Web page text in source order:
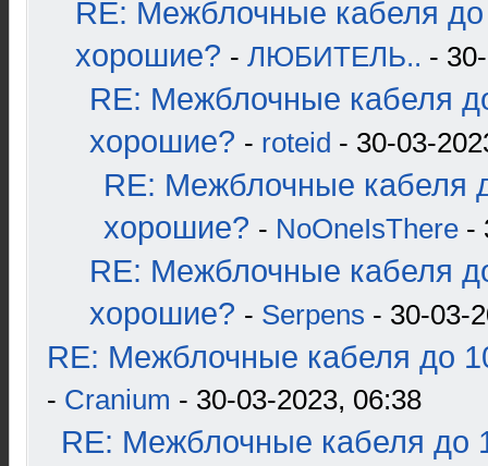
RE: Межблочные кабеля до
хорошие? - ЛЮБИТЕЛЬ.. -
RE: Межблочные кабеля
хорошие? - roteid - 30-03-
RE: Межблочные кабеля
хорошие? - NoOneIsThere -
RE: Межблочные кабеля
хорошие? - Serpens - 30-03-
RE: Межблочные кабеля до
- Cranium - 30-03-2023, 06:38
RE: Межблочные кабеля до